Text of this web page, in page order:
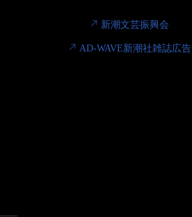
新潮文芸振興会
AD-WAVE新潮社雑誌広告